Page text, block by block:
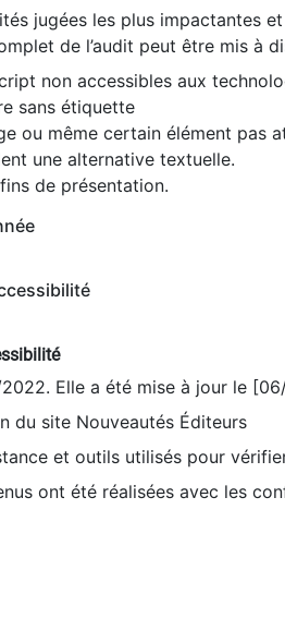
jugées les plus impactantes
de l’audit peut être mis à
non accessibles aux
sans étiquette
ou même certain élément pas
une alternative textuelle.
de présentation.
Elle a été mise à jour le
du site Nouveautés Éditeurs
et outils utilisés pour
ont été réalisées avec les